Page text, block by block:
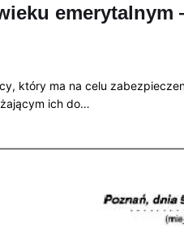
który ma na celu
ich do…